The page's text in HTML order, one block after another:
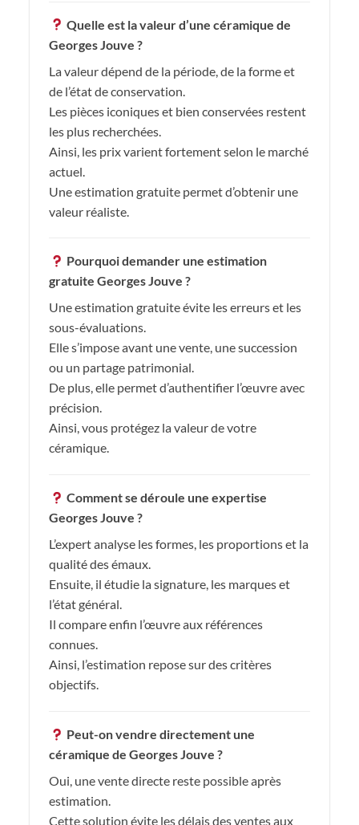
Quelle est la valeur d’une céramique de
Georges Jouve ?
La valeur dépend de la période, de la forme et
de l’état de conservation.
Les pièces iconiques et bien conservées restent
les plus recherchées.
Ainsi, les prix varient fortement selon le marché
actuel.
Une estimation gratuite permet d’obtenir une
valeur réaliste.
Pourquoi demander une estimation
gratuite Georges Jouve ?
Une estimation gratuite évite les erreurs et les
sous-évaluations.
Elle s’impose avant une vente, une succession
ou un partage patrimonial.
De plus, elle permet d’authentifier l’œuvre avec
précision.
Ainsi, vous protégez la valeur de votre
céramique.
Comment se déroule une expertise
Georges Jouve ?
L’expert analyse les formes, les proportions et la
qualité des émaux.
Ensuite, il étudie la signature, les marques et
l’état général.
Il compare enfin l’œuvre aux références
connues.
Ainsi, l’estimation repose sur des critères
objectifs.
Peut-on vendre directement une
céramique de Georges Jouve ?
Oui, une vente directe reste possible après
estimation.
Cette solution évite les délais des ventes aux